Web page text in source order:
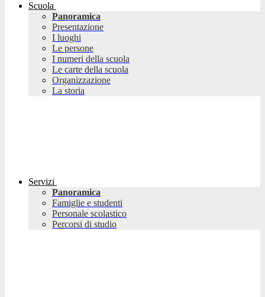
Scuola
Panoramica
Presentazione
I luoghi
Le persone
I numeri della scuola
Le carte della scuola
Organizzazione
La storia
Servizi
Panoramica
Famiglie e studenti
Personale scolastico
Percorsi di studio